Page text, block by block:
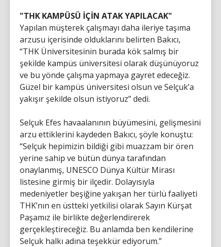
"THK KAMPÜSÜ İÇİN ATAK YAPILACAK"
Yapılan müşterek çalışmayı daha ileriye taşıma
arzusu içerisinde olduklarını belirten Bakıcı,
“THK Üniversitesinin burada kök salmış bir
şekilde kampüs üniversitesi olarak düşünüyoruz
ve bu yönde çalışma yapmaya gayret edeceğiz.
Güzel bir kampüs üniversitesi olsun ve Selçuk’a
yakışır şekilde olsun istiyoruz” dedi.
Selçuk Efes havaalanının büyümesini, gelişmesini
arzu ettiklerini kaydeden Bakıcı, şöyle konuştu:
“Selçuk hepimizin bildiği gibi muazzam bir ören
yerine sahip ve bütün dünya tarafından
onaylanmış, UNESCO Dünya Kültür Mirası
listesine girmiş bir ilçedir. Dolayısıyla
medeniyetler beşiğine yakışan her türlü faaliyeti
THK’nın en üstteki yetkilisi olarak Sayın Kürşat
Paşamız ile birlikte değerlendirerek
gerçekleştireceğiz. Bu anlamda ben kendilerine
Selçuk halkı adına teşekkür ediyorum.”